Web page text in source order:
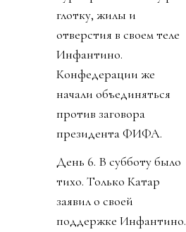
глотку, жилы и
отверстия в своем теле
Инфантино.
Конфедерации же
начали объединяться
против заговора
президента ФИФА.
День 6. В субботу было
тихо. Только Катар
заявил о своей
поддержке Инфантино.